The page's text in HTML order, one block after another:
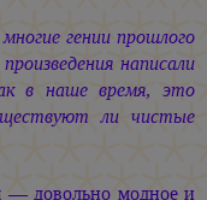
гении прошлого
написали
в наше время, это
ли чистые
довольно модное и